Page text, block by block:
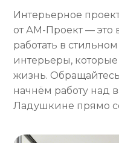
Интерьерное
от АМ-Проект — это
работать в
интерьеры,
жизнь.
начнём работу над
Ладушкине прямо